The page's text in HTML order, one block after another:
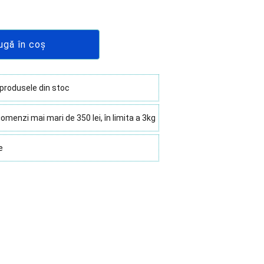
în coș
din stoc
mai mari de 350 lei, în limita a 3kg